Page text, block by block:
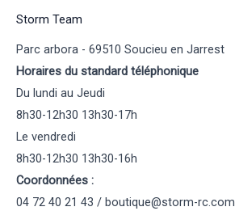
Storm Team
Parc arbora - 69510 Soucieu en Jarrest
Horaires du standard téléphonique
Du lundi au Jeudi
8h30-12h30 13h30-17h
Le vendredi
8h30-12h30 13h30-16h
Coordonnées :
04 72 40 21 43 / boutique@storm-rc.com